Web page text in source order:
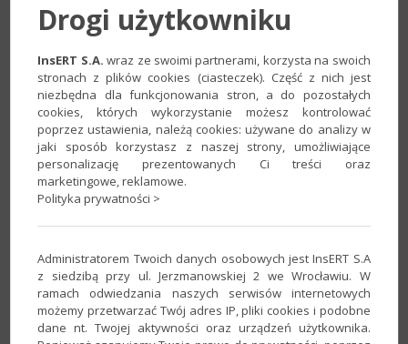
Przygotowanie aukcji – dostawa i
płatność
Na zakładceDostawa i płatnośćdokonasz
ustawień związanych z wysyłką towaru do
klienta.
WybierzCennik dostawy
Czas wysyłki. W dolnej części, w polu
faktury, wybierz jaki rodzaj dokumentu
sprzedaży. Jeśli wybierzesz Fakturę VAT klient
w ofercie Allegro zobaczy, że może otrzymać
fakturę za zakupiony towar. Dodatkowo dla
faktur istnieje możliwość podania stawki VAT,
Drogi użytkowniku
InsERT S.A. wraz ze swoimi partnerami, korzysta na swoich
stronach z plików cookies (ciasteczek). Część z nich jest
niezbędna dla funkcjonowania stron, a do pozostałych
cookies, których wykorzystanie możesz kontrolować
poprzez ustawienia, należą cookies: używane do analizy w
jaki sposób korzystasz z naszej strony, umożliwiające
personalizację prezentowanych Ci treści oraz
marketingowe, reklamowe.
Polityka prywatności >
Administratorem Twoich danych osobowych jest InsERT S.A
z siedzibą przy ul. Jerzmanowskiej 2 we Wrocławiu. W
ramach odwiedzania naszych serwisów internetowych
możemy przetwarzać Twój adres IP, pliki cookies i podobne
dane nt. Twojej aktywności oraz urządzeń użytkownika.